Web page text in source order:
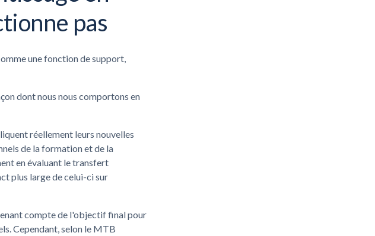
pas
une fonction de support,
dont nous nous comportons en
réellement leurs nouvelles
de la formation et de la
en évaluant le transfert
plus large de celui-ci sur
compte de l'objectif final pour
Cependant, selon le MTB